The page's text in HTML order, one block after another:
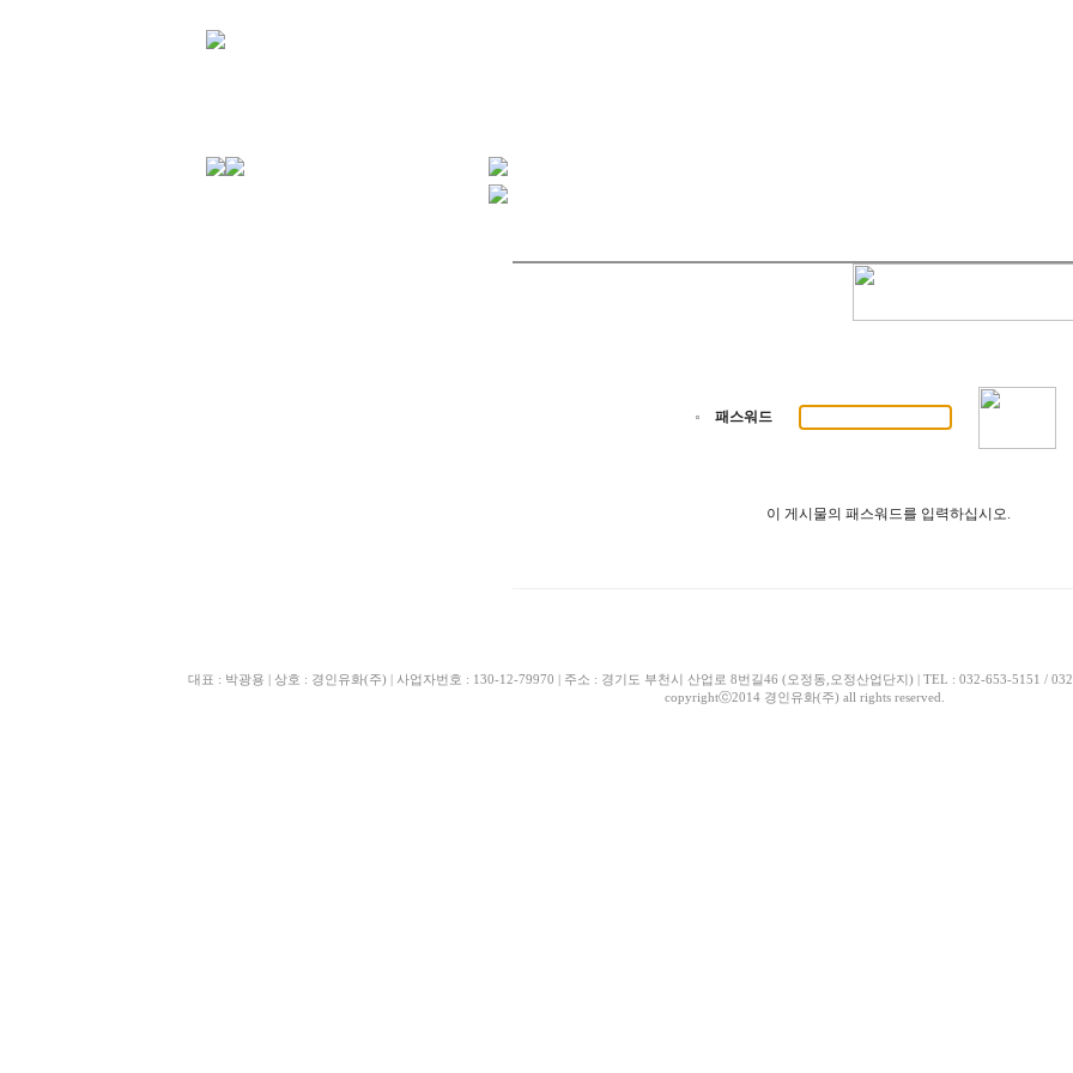
패스워드
이 게시물의 패스워드를 입력하십시오.
대표 : 박광용 | 상호 : 경인유화(주) | 사업자번호 : 130-12-79970 | 주소 : 경기도 부천시 산업로 8번길46 (오정동,오정산업단지) | TEL : 032-653-5151 /
copyrightⓒ2014 경인유화(주) all rights reserved.